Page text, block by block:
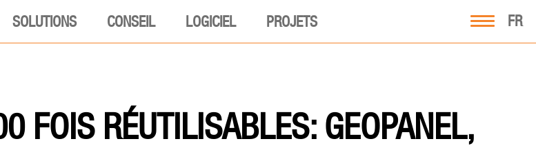
FR
SOLUTIONS CONSEIL LOGICIEL PROJETS
FOIS RÉUTILISABLES: GEOPANEL,